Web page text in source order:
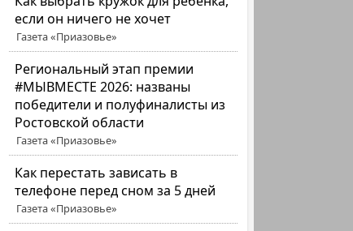
если он ничего не хочет
Газета «Приазовье»
Региональный этап премии
#МЫВМЕСТЕ 2026: названы
победители и полуфиналисты из
Ростовской области
Газета «Приазовье»
Как перестать зависать в
телефоне перед сном за 5 дней
Газета «Приазовье»